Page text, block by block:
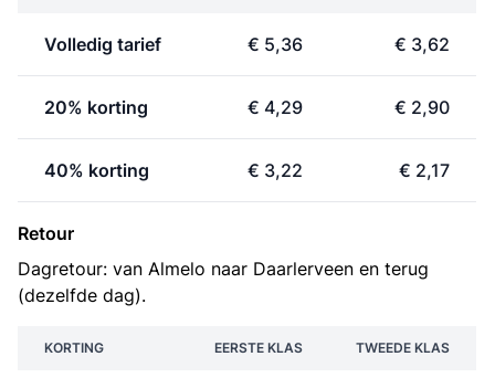
Volledig tarief € 5,36 € 3,62
20% korting € 4,29 € 2,90
40% korting € 3,22 € 2,17
Retour
Dagretour: van Almelo naar Daarlerveen en terug
(dezelfde dag).
KORTING EERSTE KLAS TWEEDE KLAS